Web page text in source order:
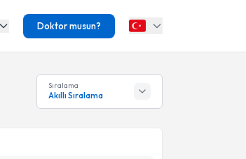
Doktor musun?
Sıralama
Akıllı Sıralama